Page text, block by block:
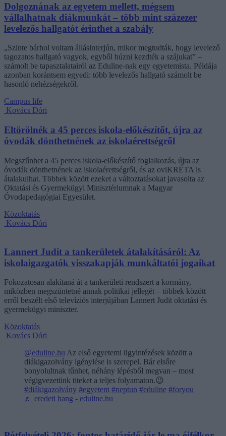
Dolgoznának az egyetem mellett, mégsem
vállalhatnak diákmunkát – több mint százezer
levelezős hallgatót érinthet a szabály
„Szinte bárhol voltam állásinterjún, mikor megtudták, hogy levelező
tagozatos hallgató vagyok, egyből húzni kezdték a szájukat” –
számolt be tapasztalatairól az Eduline-nak egy egyetemista. Példája
azonban korántsem egyedi: több levelezős hallgató számolt be
hasonló nehézségekről.
Campus life
Kovács Dóri
Eltörölnék a 45 perces iskola-előkészítőt, újra az
óvodák dönthetnének az iskolaérettségről
Megszűnhet a 45 perces iskola-előkészítő foglalkozás, újra az
óvodák dönthetnének az iskolaérettségről, és az oviKRÉTA is
átalakulhat. Többek között ezeket a változtatásokat javasolta az
Oktatási és Gyermekügyi Minisztériumnak a Magyar
Óvodapedagógiai Egyesület.
Közoktatás
Kovács Dóri
Lannert Judit a tankerületek átalakításáról: Az
iskolaigazgatók visszakapják munkáltatói jogaikat
Fokozatosan alakítaná át a tankerületi rendszert a kormány,
miközben megszüntetné annak politikai jellegét – többek között
erről beszélt első televíziós interjújában Lannert Judit oktatási és
gyermekügyi miniszter.
Közoktatás
Kovács Dóri
@eduline.hu Az első egyetemi ügyintézések között a
diákigazolvány igénylése is szerepel. Bár elsőre
bonyolultnak tűnhet, néhány lépésből megvan – most
végigvezetünk titeket a teljes folyamaton.😉
#diákigazolvány #egyetem #neptun #eduline #foryou
♬ eredeti hang - eduline.hu